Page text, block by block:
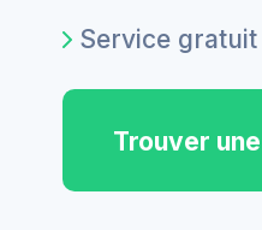
Service
Trouver